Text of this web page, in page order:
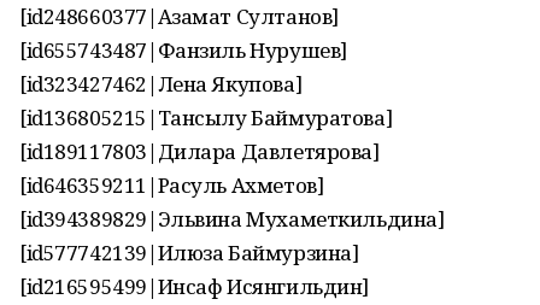
[id248660377|Азамат Султанов]
[id655743487|Фанзиль Нурушев]
[id323427462|Лена Якупова]
[id136805215|Тансылу Баймуратова]
[id189117803|Дилара Давлетярова]
[id646359211|Расуль Ахметов]
[id394389829|Эльвина Мухаметкильдина]
[id577742139|Илюза Баймурзина]
[id216595499|Инсаф Исянгильдин]